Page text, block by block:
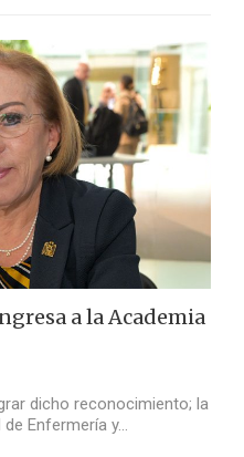
a la Academia
dicho reconocimiento; la
Enfermería y…